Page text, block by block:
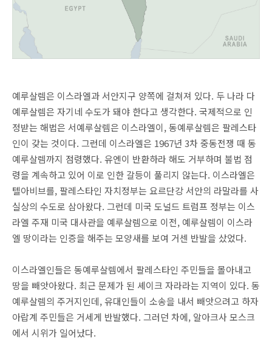
예루살렘은 이스라엘과 서안지구 양쪽에 걸쳐져 있다. 두 나라 다
예루살렘은 자기네 수도가 돼야 한다고 생각한다. 국제적으로 인
정받는 해법은 서예루살렘은 이스라엘이, 동예루살렘은 팔레스타
인이 갖는 것이다. 그런데 이스라엘은 1967년 3차 중동전쟁 때 동
예루살렘까지 점령했다. 유엔이 반환하라 해도 거부하며 불법 점
령을 계속하고 있어 이로 인한 갈등이 풀리지 않는다. 이스라엘은
텔아비브를, 팔레스타인 자치정부는 요르단강 서안의 라말라를 사
실상의 수도로 삼아왔다. 그런데 미국 도널드 트럼프 정부는 이스
라엘 주재 미국 대사관을 예루살렘으로 이전, 예루살렘이 이스라
엘 땅이라는 인증을 해주는 모양새를 보여 거센 반발을 샀었다.
이스라엘인들은 동예루살렘에서 팔레스타인 주민들을 몰아내고
땅을 빼앗아왔다. 최근 문제가 된 셰이크 자라라는 지역이 있다. 동
예루살렘의 주거지인데, 유대인들이 소송을 내서 빼앗으려고 하자
아랍계 주민들은 거세게 반발했다. 그러던 차에, 알아크사 모스크
에서 시위가 일어났다.